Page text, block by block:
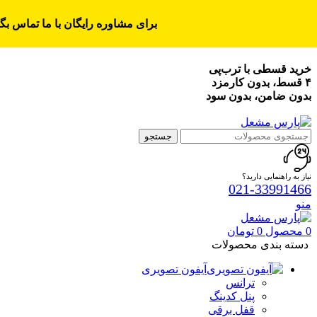
خرید قسطی با ترب‌پی
۴ قسط، بدون کارمزد
بدون ضامن، بدون سود
جستجو
نیاز به راهنمایی دارید؟
021-33991466
منو
0 محصول 0 تومان
دسته بندی محصولات
آیفون تصویری
ترانس
پنل کدینگ
قفل برقی
برای مشاوره رایگان با ما تماس